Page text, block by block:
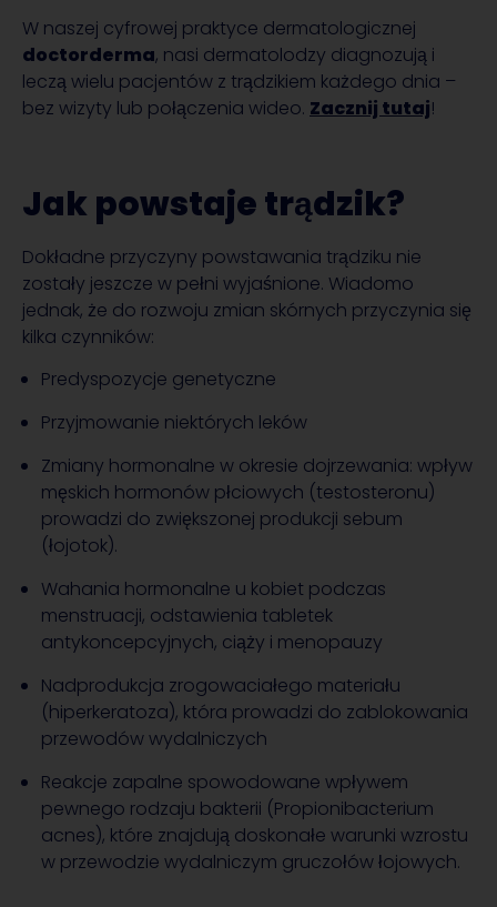
W naszej cyfrowej praktyce dermatologicznej
doctorderma, nasi dermatolodzy diagnozują i
leczą wielu pacjentów z trądzikiem każdego dnia –
bez wizyty lub połączenia wideo. Zacznij tutaj!
Jak powstaje trądzik?
Dokładne przyczyny powstawania trądziku nie
zostały jeszcze w pełni wyjaśnione. Wiadomo
jednak, że do rozwoju zmian skórnych przyczynia się
kilka czynników:
Predyspozycje genetyczne
Przyjmowanie niektórych leków
Zmiany hormonalne w okresie dojrzewania: wpływ
męskich hormonów płciowych (testosteronu)
prowadzi do zwiększonej produkcji sebum
(łojotok).
Wahania hormonalne u kobiet podczas
menstruacji, odstawienia tabletek
antykoncepcyjnych, ciąży i menopauzy
Nadprodukcja zrogowaciałego materiału
(hiperkeratoza), która prowadzi do zablokowania
przewodów wydalniczych
Reakcje zapalne spowodowane wpływem
pewnego rodzaju bakterii (Propionibacterium
acnes), które znajdują doskonałe warunki wzrostu
w przewodzie wydalniczym gruczołów łojowych.